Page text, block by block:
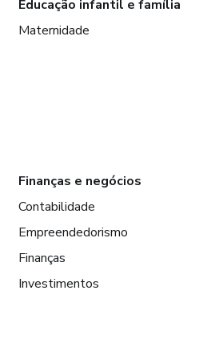
Educação infantil e família
Maternidade
Finanças e negócios
Contabilidade
Empreendedorismo
Finanças
Investimentos